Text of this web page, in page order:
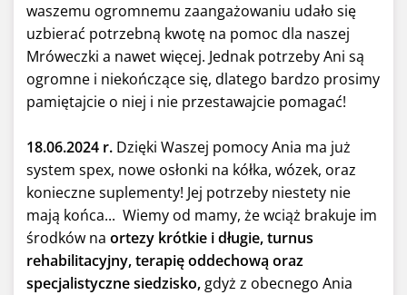
waszemu ogromnemu zaangażowaniu udało się
uzbierać potrzebną kwotę na pomoc dla naszej
Mróweczki a nawet więcej. Jednak potrzeby Ani są
ogromne i niekończące się, dlatego bardzo prosimy
pamiętajcie o niej i nie przestawajcie pomagać!
18.06.2024 r. Dzięki Waszej pomocy Ania ma już
system spex, nowe osłonki na kółka, wózek, oraz
konieczne suplementy! Jej potrzeby niestety nie
mają końca... Wiemy od mamy, że wciąż brakuje im
środków na ortezy krótkie i długie, turnus
rehabilitacyjny, terapię oddechową oraz
specjalistyczne siedzisko, gdyż z obecnego Ania